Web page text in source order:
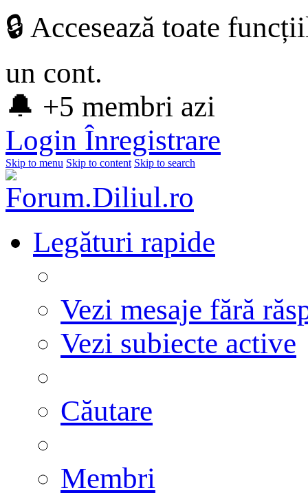
🔒 Accesează toate
un cont.
🔔 +5 membri azi
Login Înregistrare
Skip to menu Skip to content Skip to search
Legături rapide
Vezi mesaje fără
Vezi subiecte active
Căutare
Membri